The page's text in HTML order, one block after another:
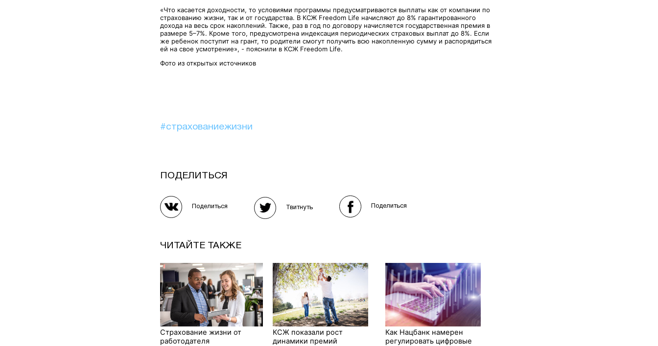
«Что касается доходности, то условиями программы предусматриваются выплаты как от компании по
страхованию жизни, так и от государства. В КСЖ Freedom Life начисляют до 8% гарантированного
дохода на весь срок накоплений. Также, раз в год по договору начисляется государственная премия в
размере 5–7%. Кроме того, предусмотрена индексация периодических страховых выплат до 8%. Если
же ребенок поступит на грант, то родители смогут получить всю накопленную сумму и распорядиться
ей на свое усмотрение», - пояснили в КСЖ Freedom Life.
Фото из открытых источников
#страхованиежизни
ПОДЕЛИТЬСЯ
Поделиться Твитнуть Поделиться
ЧИТАЙТЕ ТАКЖЕ
Страхование жизни от
работодателя
КСЖ показали рост
динамики премий
Как Нацбанк намерен
регулировать цифровые